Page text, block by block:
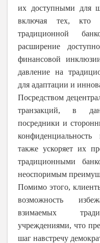
их доступными для
включая тех, кто
традиционной
расширение
финансовой
давление на
для адаптации и
Посредством
транзакций, в
посредники и
также ускоряет их
традиционными
неоспоримым
Помимо этого,
возможность
взимаемых
учреждениями, что
шаг навстречу